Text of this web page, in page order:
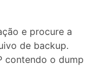
e procure a
de backup.
contendo o dump